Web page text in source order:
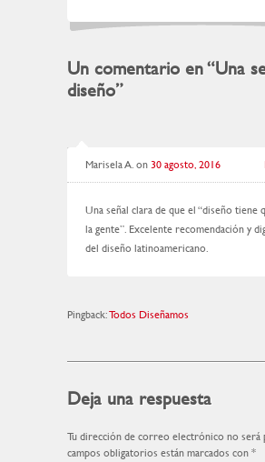
Un comentario en “Una
diseño”
Marisela A. on 30 agosto, 2016
Una señal clara de que el “diseño tiene
la gente”. Excelente recomendación y
del diseño latinoamericano.
Pingback:Todos Diseñamos
Deja una respuesta
Tu dirección de correo electrónico no será
campos obligatorios están marcados con *